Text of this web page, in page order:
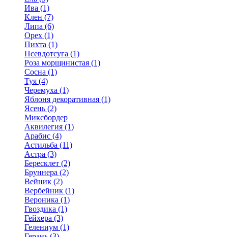
Ива (1)
Клен (7)
Липа (6)
Орех (1)
Пихта (1)
Псевдотсуга (1)
Роза морщинистая (1)
Сосна (1)
Туя (4)
Черемуха (1)
Яблоня декоративная (1)
Ясень (2)
Миксбордер
Аквилегия (1)
Арабис (4)
Астильба (11)
Астра (3)
Бересклет (2)
Бруннера (2)
Вейник (2)
Вербейник (1)
Вероника (1)
Гвоздика (1)
Гейхера (3)
Гелениум (1)